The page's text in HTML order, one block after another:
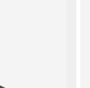
Mike Mines